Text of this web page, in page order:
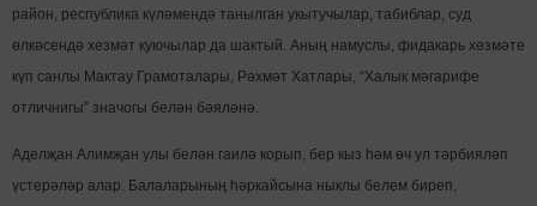
район, республика күләмендә танылган укытучылар, табиблар, суд
өлкәсендә хезмәт куючылар да шактый. Аның намуслы, фидакарь хезмәте
күп санлы Мактау Грамоталары, Рәхмәт Хатлары, “Халык мәгарифе
отличнигы” значогы белән бәяләнә.
Аделҗан Алимҗан улы белән гаилә корып, бер кыз һәм өч ул тәрбияләп
үстерәләр алар. Балаларының һәркайсына ныклы белем биреп,